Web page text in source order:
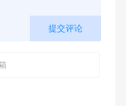
提交评论